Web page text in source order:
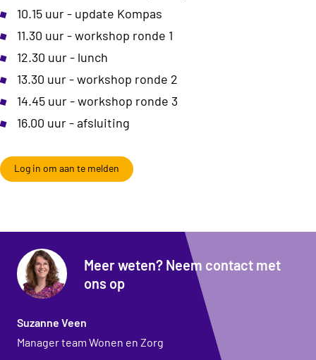
10.15 uur - update Kompas
11.30 uur - workshop ronde 1
12.30 uur - lunch
13.30 uur - workshop ronde 2
14.45 uur - workshop ronde 3
16.00 uur - afsluiting
Log in om aan te melden
Meer weten? Neem contact met
ons op
Suzanne Veen
Manager team Wonen en Zorg